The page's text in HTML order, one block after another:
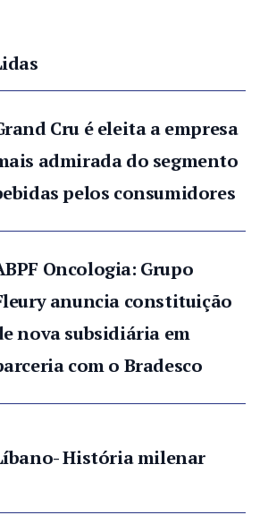
Cru é eleita a empresa
admirada do segmento
pelos consumidores
Oncologia: Grupo
anuncia constituição
nova subsidiária em
com o Bradesco
História milenar